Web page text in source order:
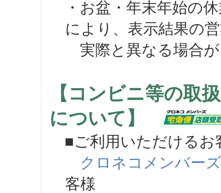
・お盆・年末年始の
により、表示結果の
実際と異なる場合が
【コンビニ等の取
について】
■ご利用いただけるお
クロネコメンバーズ
客様